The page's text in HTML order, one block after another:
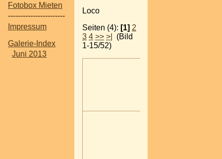
Fotobox Mieten
-----------------------
Impressum
Galerie-Index
Juni 2013
Loco
Seiten (4): [1] 2
3 4 >> >|
(Bild
1-15/52)